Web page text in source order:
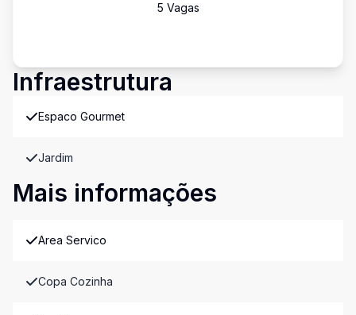
5 Vagas
Infraestrutura
Espaco Gourmet
Jardim
Mais informações
Area Servico
Copa Cozinha